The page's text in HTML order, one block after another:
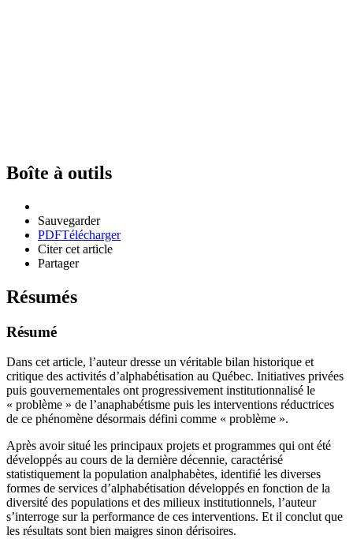
Boîte à outils
Sauvegarder
PDFTélécharger
Citer cet article
Partager
Résumés
Résumé
Dans cet article, l’auteur dresse un véritable bilan historique et
critique des activités d’alphabétisation au Québec. Initiatives privées
puis gouvernementales ont progressivement institutionnalisé le
« problème » de l’anaphabétisme puis les interventions réductrices
de ce phénomène désormais défini comme « problème ».
Après avoir situé les principaux projets et programmes qui ont été
développés au cours de la dernière décennie, caractérisé
statistiquement la population analphabètes, identifié les diverses
formes de services d’alphabétisation développés en fonction de la
diversité des populations et des milieux institutionnels, l’auteur
s’interroge sur la performance de ces interventions. Et il conclut que
les résultats sont bien maigres sinon dérisoires.